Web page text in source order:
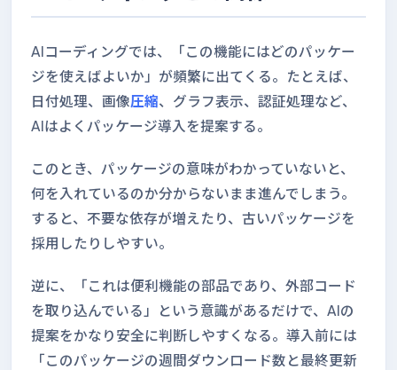
AIコーディングでは、「この機能にはどのパッケー
ジを使えばよいか」が頻繁に出てくる。たとえば、
日付処理、画像圧縮、グラフ表示、認証処理など、
AIはよくパッケージ導入を提案する。
このとき、パッケージの意味がわかっていないと、
何を入れているのか分からないまま進んでしまう。
すると、不要な依存が増えたり、古いパッケージを
採用したりしやすい。
逆に、「これは便利機能の部品であり、外部コード
を取り込んでいる」という意識があるだけで、AIの
提案をかなり安全に判断しやすくなる。導入前には
「このパッケージの週間ダウンロード数と最終更新